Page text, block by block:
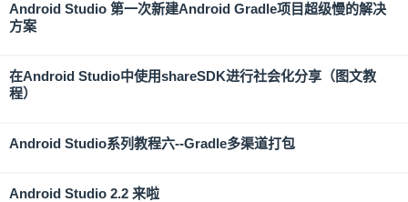
Android Studio 第一次新建Android Gradle项目超级慢的解决
方案
在Android Studio中使用shareSDK进行社会化分享（图文教
程）
Android Studio系列教程六--Gradle多渠道打包
Android Studio 2.2 来啦